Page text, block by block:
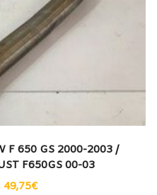
F 650 GS 2000-2003 /
F650GS 00-03
49,75€